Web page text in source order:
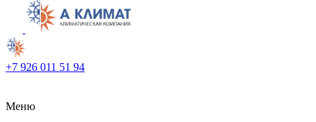
+7 926 011 51 94
Меню